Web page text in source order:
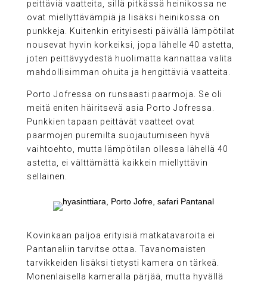
peittäviä vaatteita, sillä pitkässä heinikossa ne
ovat miellyttävämpiä ja lisäksi heinikossa on
punkkeja. Kuitenkin erityisesti päivällä lämpötilat
nousevat hyvin korkeiksi, jopa lähelle 40 astetta,
joten peittävyydestä huolimatta kannattaa valita
mahdollisimman ohuita ja hengittäviä vaatteita.
Porto Jofressa on runsaasti paarmoja. Se oli
meitä eniten häiritsevä asia Porto Jofressa.
Punkkien tapaan peittävät vaatteet ovat
paarmojen puremilta suojautumiseen hyvä
vaihtoehto, mutta lämpötilan ollessa lähellä 40
astetta, ei välttämättä kaikkein miellyttävin
sellainen.
Kovinkaan paljoa erityisiä matkatavaroita ei
Pantanaliin tarvitse ottaa. Tavanomaisten
tarvikkeiden lisäksi tietysti kamera on tärkeä.
Monenlaisella kameralla pärjää, mutta hyvällä